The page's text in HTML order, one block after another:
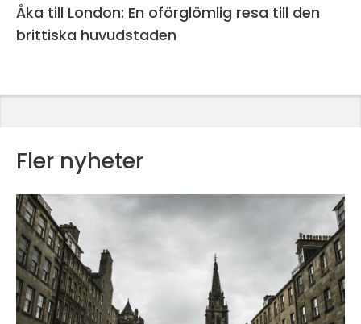
Åka till London: En oförglömlig resa till den
brittiska huvudstaden
Fler nyheter